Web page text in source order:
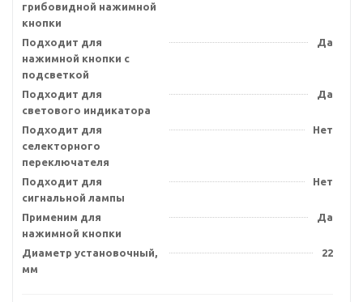
грибовидной нажимной
кнопки
Подходит для
нажимной кнопки с
подсветкой
Да
Подходит для
светового индикатора
Да
Подходит для
селекторного
переключателя
Нет
Подходит для
сигнальной лампы
Нет
Применим для
нажимной кнопки
Да
Диаметр установочный,
мм
22